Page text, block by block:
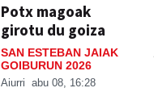
Potx magoak
girotu du goiza
SAN ESTEBAN JAIAK
GOIBURUN 2026
Aiurri abu 08, 16:28